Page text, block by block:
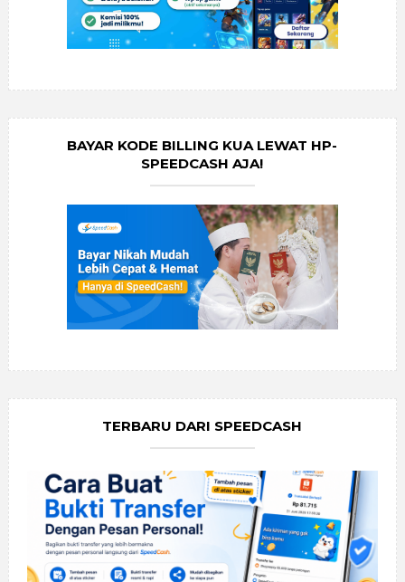
BAYAR KODE BILLING KUA LEWAT HP-
SPEEDCASH AJA!
TERBARU DARI SPEEDCASH